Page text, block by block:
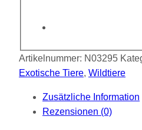
Artikelnummer: N03295
Exotische Tiere, Wildtiere
Zusätzliche Information
Rezensionen (0)